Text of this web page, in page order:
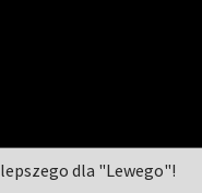
dla "Lewego"!